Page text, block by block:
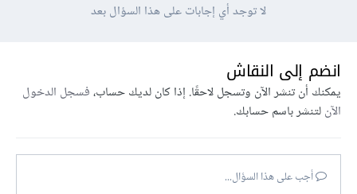
لا توجد أي إجابات على هذا السؤال بعد
انضم إلى النقاش
يمكنك أن تنشر الآن وتسجل لاحقًا. إذا كان لديك حساب،فسجل الدخول
الآنلتنشر باسم حسابك.
أجب على هذا السؤال...